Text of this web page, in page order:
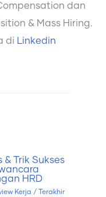
dan
& Mass Hiring.
di Linkedin
& Trik Sukses
HRD
Kerja / Terakhir